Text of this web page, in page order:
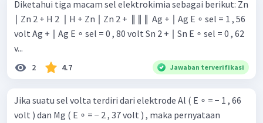
Diketahui tiga macam sel elektrokimia sebagai berikut: Zn
∣ Zn 2 + H 2 ​ ∣ H + Zn ∣ Zn 2 + ​ ∥ ∥ ∥ ​ Ag + ∣ Ag E ∘ sel = 1 , 56
volt Ag + ∣ Ag E ∘ sel = 0 , 80 volt Sn 2 + ∣ Sn E ∘ sel = 0 , 62
v...
2 4.7 Jawaban terverifikasi
Jika suatu sel volta terdiri dari elektrode Al ( E ∘ = − 1 , 66
volt ) dan Mg ( E ∘ = − 2 , 37 volt ) , maka pernyataan